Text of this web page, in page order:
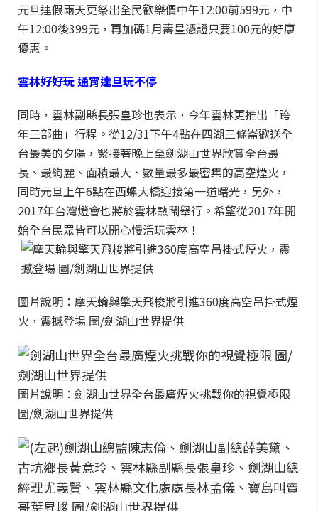
元旦連假兩天更祭出全民歡樂價中午12:00前599元，中
午12:00後399元，再加碼1月壽星憑證只要100元的好康
優惠。
雲林好好玩通宵達旦玩不停
同時，雲林副縣長張皇珍也表示，今年雲林更推出「跨
年三部曲」行程。從12/31下午4點在四湖三條崙歡送全
台最美的夕陽，緊接著晚上至劍湖山世界欣賞全台最
長、最絢麗、面積最大、數量最多最密集的高空煙火，
同時元旦上午6點在西螺大橋迎接第一道曙光，另外，
2017年台灣燈會也將於雲林熱鬧舉行。希望從2017年開
始全台民眾皆可以開心慢活玩雲林！
圖片說明：摩天輪與擎天飛梭將引進360度高空吊掛式煙
火，震撼登場 圖/劍湖山世界提供
圖片說明：劍湖山世界全台最廣煙火挑戰你的視覺極限
圖/劍湖山世界提供